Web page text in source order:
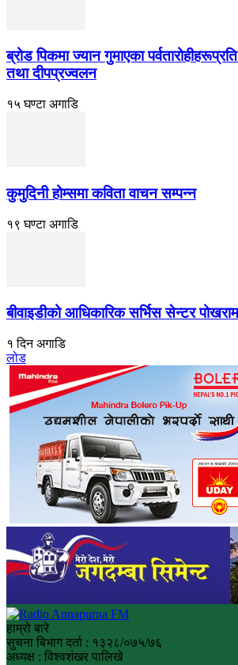
ब्रोड पिकमा ज्यान गुमाएका
तथा दीपप्रज्वलन
१५ घण्टा अगाडि
कुमुदिनी होम्समा कविता वाचन सम्पन्न
१९ घण्टा अगाडि
बीवाइडीको आधिकारिक सर्भिस सेन्टर
१ दिन अगाडि
लोड
हाम्रो बारे
सुचना बिभाग दर्ता : १३२८/०७५/७६
अध्यक्ष : विश्वशंखर पालिखे